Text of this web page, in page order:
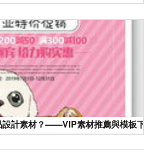
設計素材？——VIP素材推薦與模板下